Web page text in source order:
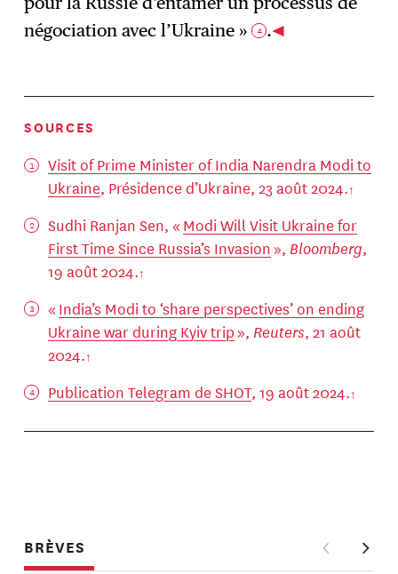
négociation avec l’Ukraine » 4 .
SOURCES
Visit of Prime Minister of India Narendra Modi to
Ukraine, Présidence d’Ukraine, 23 août 2024.
Sudhi Ranjan Sen, « Modi Will Visit Ukraine for
First Time Since Russia’s Invasion», Bloomberg,
19 août 2024.
« India’s Modi to ‘share perspectives’ on ending
Ukraine war during Kyiv trip», Reuters, 21 août
2024.
Publication Telegram de SHOT, 19 août 2024.
BRÈVES